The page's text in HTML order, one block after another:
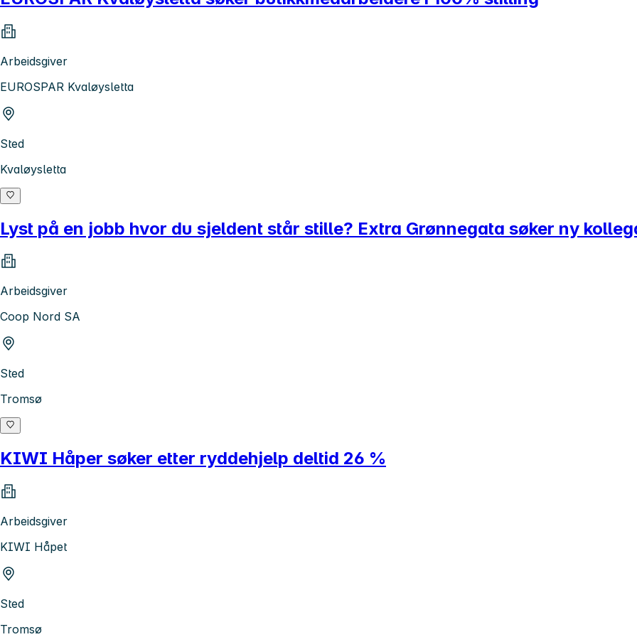
Arbeidsgiver
EUROSPAR Kvaløysletta
Sted
Kvaløysletta
Lyst på en jobb hvor du sjeldent står stille? Extra Grønnegata søker ny
Arbeidsgiver
Coop Nord SA
Sted
Tromsø
KIWI Håper søker etter ryddehjelp deltid 26 %
Arbeidsgiver
KIWI Håpet
Sted
Tromsø